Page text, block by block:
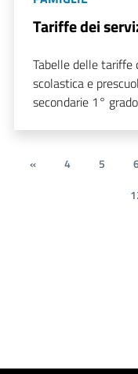
Tariffe dei
Tabelle delle tariffe
scolastica e
secondarie 1°
« 4 5